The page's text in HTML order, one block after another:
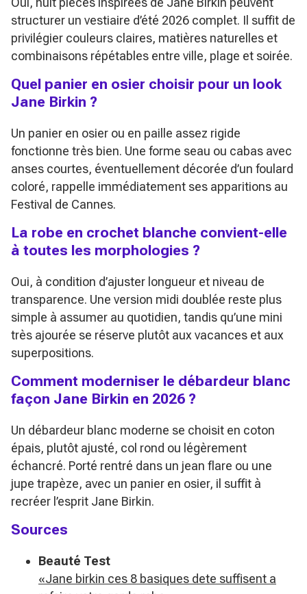
structurer un vestiaire d’été 2026 complet. Il suffit de
privilégier couleurs claires, matières naturelles et
combinaisons répétables entre ville, plage et soirée.
Quel panier en osier choisir pour un look
Jane Birkin ?
Un panier en osier ou en paille assez rigide
fonctionne très bien. Une forme seau ou cabas avec
anses courtes, éventuellement décorée d’un foulard
coloré, rappelle immédiatement ses apparitions au
Festival de Cannes.
La robe en crochet blanche convient-elle
à toutes les morphologies ?
Oui, à condition d’ajuster longueur et niveau de
transparence. Une version midi doublée reste plus
simple à assumer au quotidien, tandis qu’une mini
très ajourée se réserve plutôt aux vacances et aux
superpositions.
Comment moderniser le débardeur blanc
façon Jane Birkin en 2026 ?
Un débardeur blanc moderne se choisit en coton
épais, plutôt ajusté, col rond ou légèrement
échancré. Porté rentré dans un jean flare ou une
jupe trapèze, avec un panier en osier, il suffit à
recréer l’esprit Jane Birkin.
Sources
Beauté Test
«Jane birkin ces 8 basiques dete suffisent a